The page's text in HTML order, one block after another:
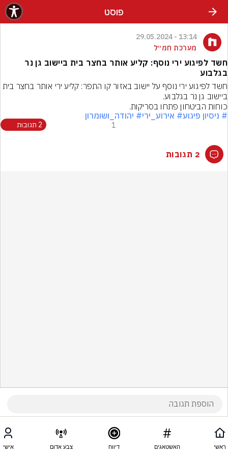
פוסט
13:14 - 29.05.2024
מערכת חמ״ל
חשד לפיגוע ירי נוסף: קליע אותר בחצר בית ביישוב גן נר
בגלבוע
כוחות הביטחון פתחו בסריקות.
# ניסיון פיגוע# אירוע_ירי# יהודה_ושומרון
1 2 תגובות
2 תגובות
ראשי האשטאגים דיווח צבע אדום אישי